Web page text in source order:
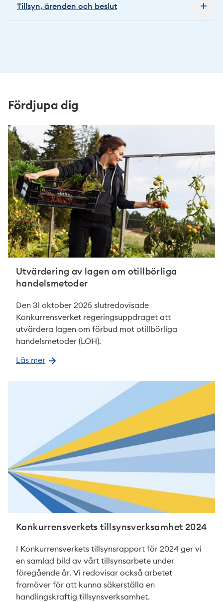
Tillsyn, ärenden och beslut
Fördjupa dig
Utvärdering av lagen om otillbörliga
handelsmetoder
Den 31 oktober 2025 slutredovisade
Konkurrensverket regeringsuppdraget att
utvärdera lagen om förbud mot otillbörliga
handelsmetoder (LOH).
Läs mer
Konkurrensverkets tillsynsverksamhet 2024
I Konkurrensverkets tillsynsrapport för 2024 ger vi
en samlad bild av vårt tillsynsarbete under
föregående år. Vi redovisar också arbetet
framöver för att kunna säkerställa en
handlingskraftig tillsynsverksamhet.